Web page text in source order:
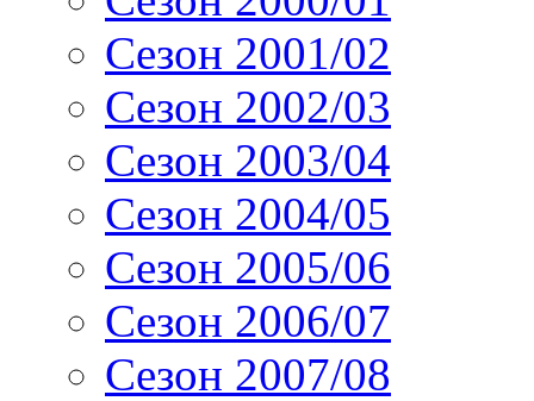
Сезон 2001/02
Сезон 2002/03
Сезон 2003/04
Сезон 2004/05
Сезон 2005/06
Сезон 2006/07
Сезон 2007/08